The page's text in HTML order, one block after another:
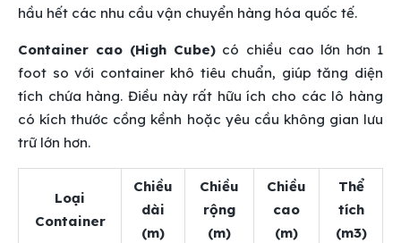
hầu hết các nhu cầu vận chuyển hàng hóa quốc tế.
Container cao (High Cube) có chiều cao lớn hơn 1
foot so với container khô tiêu chuẩn, giúp tăng diện
tích chứa hàng. Điều này rất hữu ích cho các lô hàng
có kích thước cồng kềnh hoặc yêu cầu không gian lưu
trữ lớn hơn.
Loại
Container
Chiều
dài
(m)
Chiều
rộng
(m)
Chiều
cao
(m)
Thể
tích
(m3)